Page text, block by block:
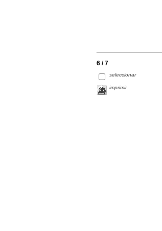
6 / 7
seleccionar
imprimir